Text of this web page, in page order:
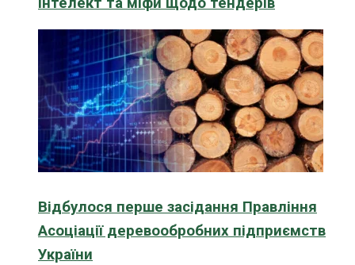
Відбулося перше засідання Правління
Асоціації деревообробних підприємств
України